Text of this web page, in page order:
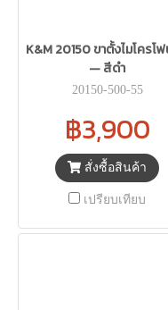
K&M 20150 ขาตั้งไมโครโฟ
— สีดำ
20150-500-55
฿3,900
สั่งซื้อสินค้า
เปรียบเทียบ